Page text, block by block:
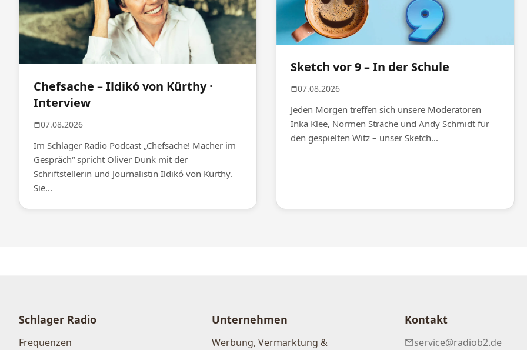
Chefsache – Ildikó von Kürthy ·
Interview
07.08.2026
Im Schlager Radio Podcast „Chefsache! Macher im
Gespräch“ spricht Oliver Dunk mit der
Schriftstellerin und Journalistin Ildikó von Kürthy.
Sie...
Sketch vor 9 – In der Schule
07.08.2026
Jeden Morgen treffen sich unsere Moderatoren
Inka Klee, Normen Sträche und Andy Schmidt für
den gespielten Witz – unser Sketch...
Schlager Radio
Frequenzen
Unternehmen
Werbung, Vermarktung &
Kontakt
service@radiob2.de